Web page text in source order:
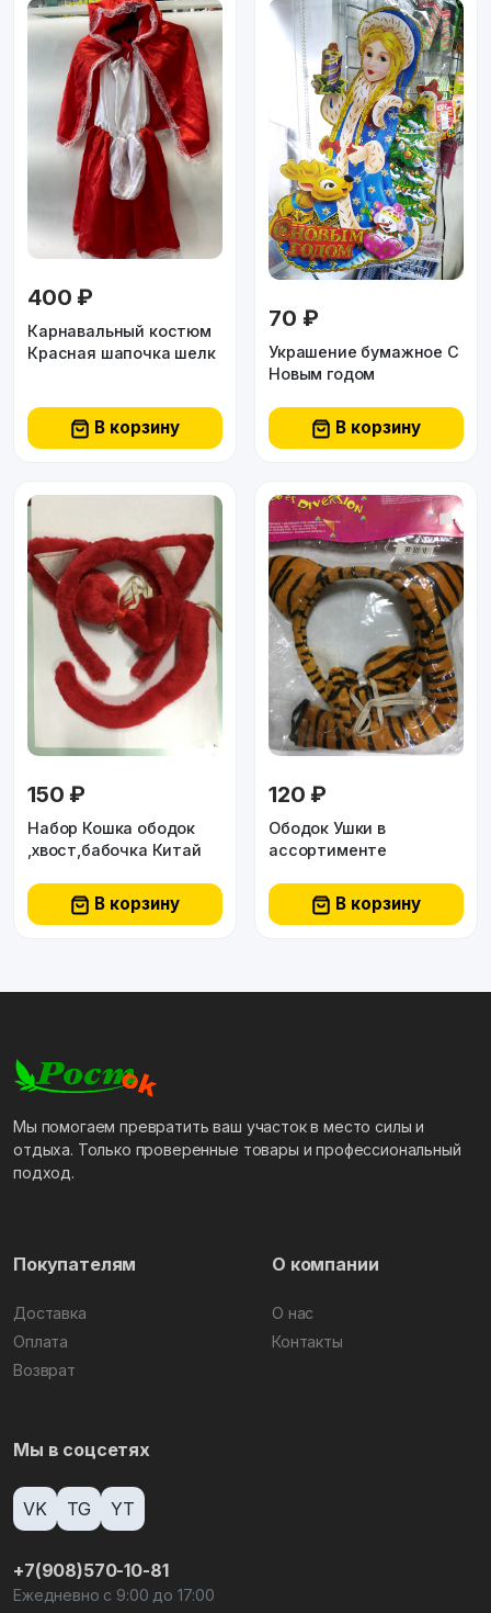
400 ₽
Карнавальный костюм
Красная шапочка шелк
В корзину
70 ₽
Украшение бумажное С
Новым годом
В корзину
150 ₽
Набор Кошка ободок
,хвост,бабочка Китай
В корзину
120 ₽
Ободок Ушки в
ассортименте
В корзину
Мы помогаем превратить ваш участок в место силы и
отдыха. Только проверенные товары и профессиональный
подход.
Покупателям
Доставка
Оплата
Возврат
О компании
О нас
Контакты
Мы в соцсетях
VK TG YT
+7(908)570-10-81
Ежедневно с 9:00 до 17:00